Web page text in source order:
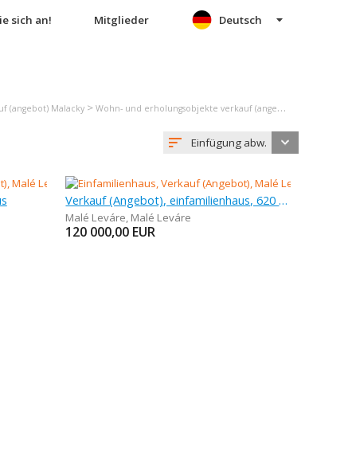
sich an! Mitglieder Deutsch
(angebot) Malacky > Wohn- und erholungsobjekte verkauf (angebot) Malé Leváre
Einfügung abw.
Verkauf (Angebot), einfamilienhaus, 620 m
Malé Leváre, Malé Leváre
120 000,00 EUR